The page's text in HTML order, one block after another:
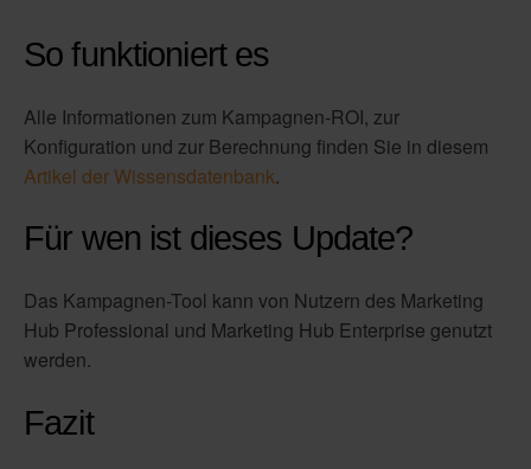
So funktioniert es
Alle Informationen zum Kampagnen-ROI, zur
Konfiguration und zur Berechnung finden Sie in diesem
Artikel der Wissensdatenbank.
Für wen ist dieses Update?
Das Kampagnen-Tool kann von Nutzern des Marketing
Hub Professional und Marketing Hub Enterprise genutzt
werden.
Fazit